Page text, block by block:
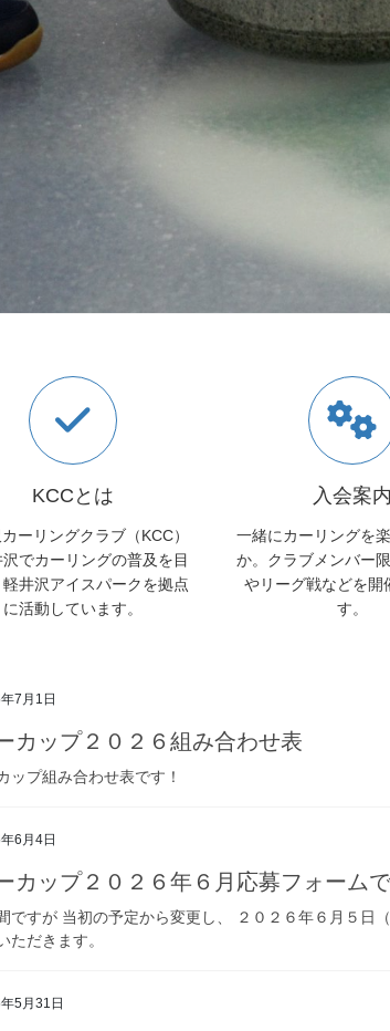
KCCとは
ーリングクラブ（KCC）
でカーリングの普及を目
井沢アイスパークを拠点
に活動しています。
入会案内
一緒にカーリングを
か。クラブメンバー
やリーグ戦などを開
す。
7月1日
カップ２０２６組み合わせ表
ップ組み合わせ表です！
6月4日
カップ２０２６年６月応募フォームで
ですが 当初の予定から変更し、 ２０２６年６月５日
ただきます。
5月31日